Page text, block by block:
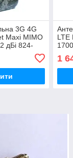
3G 4G
Maxi MIMO
дБі 824-
LTE
1